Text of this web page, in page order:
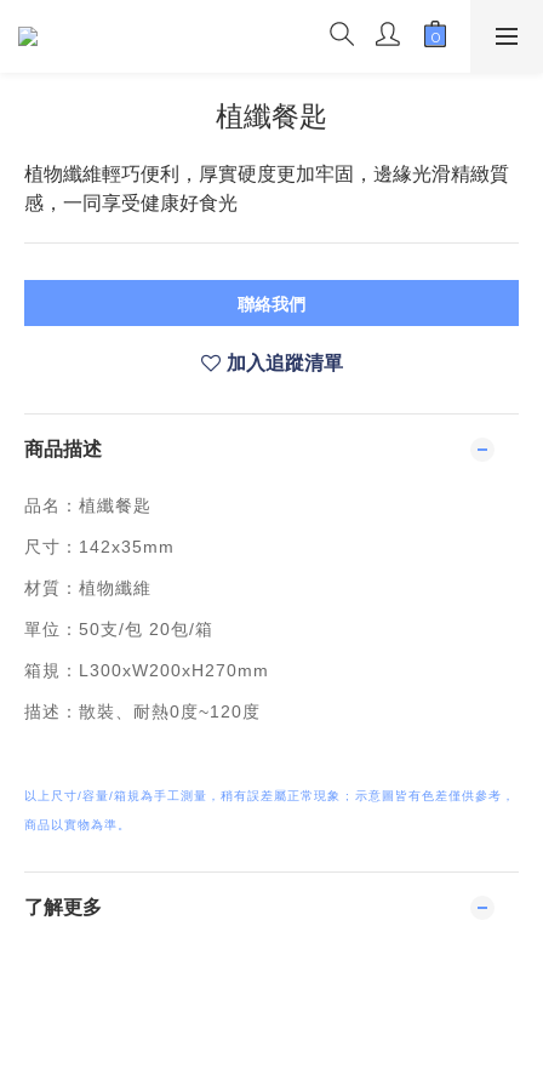
植纖餐匙
植物纖維輕巧便利，厚實硬度更加牢固，邊緣光滑精緻質
感，一同享受健康好食光
聯絡我們
加入追蹤清單
商品描述
品名：植纖餐匙
尺寸：142x35mm
材質：植物纖維
單位：50支/包 20包/箱
箱規：L300xW200xH270mm
描述：散裝、耐熱0度~120度
以上尺寸/容量/箱規為手工測量，稍有誤差屬正常現象 ; 示意圖皆有色差僅供參考，
商品以實物為準。
了解更多